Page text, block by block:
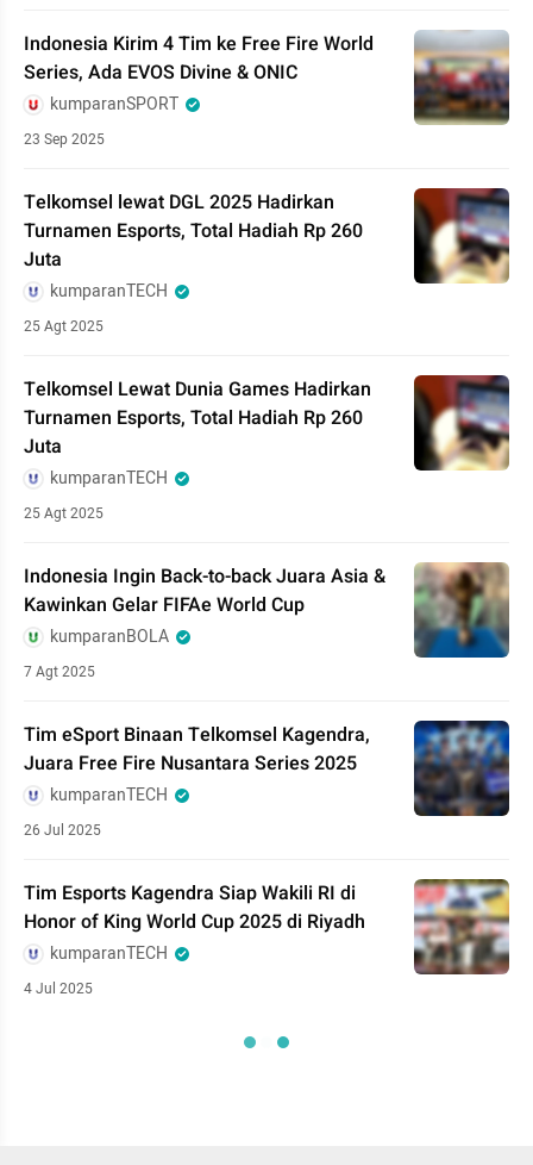
Indonesia Kirim 4 Tim ke Free Fire World
Series, Ada EVOS Divine & ONIC
kumparanSPORT
23 Sep 2025
Telkomsel lewat DGL 2025 Hadirkan
Turnamen Esports, Total Hadiah Rp 260
Juta
kumparanTECH
25 Agt 2025
Telkomsel Lewat Dunia Games Hadirkan
Turnamen Esports, Total Hadiah Rp 260
Juta
kumparanTECH
25 Agt 2025
Indonesia Ingin Back-to-back Juara Asia &
Kawinkan Gelar FIFAe World Cup
kumparanBOLA
7 Agt 2025
Tim eSport Binaan Telkomsel Kagendra,
Juara Free Fire Nusantara Series 2025
kumparanTECH
26 Jul 2025
Tim Esports Kagendra Siap Wakili RI di
Honor of King World Cup 2025 di Riyadh
kumparanTECH
4 Jul 2025